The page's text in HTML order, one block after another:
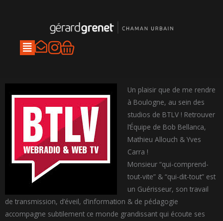
I
n
t
a
g
r
a
m
Panier
Un plaisir que de me rendre
à Boulogne, au sein des
studios de BTLV ! Retrouver
l’Équipe de Bob Bellanca,
Mathieu Allouch & Yves
Carra !
Monsieur “qui-comprend-
tout-vite” & “qui-dit-tout” est
un Guérisseur, son travail
de transmission, d’éveil, d’information & de pédagogie
accompagne subtilement ce monde grandissant qui écoute ses